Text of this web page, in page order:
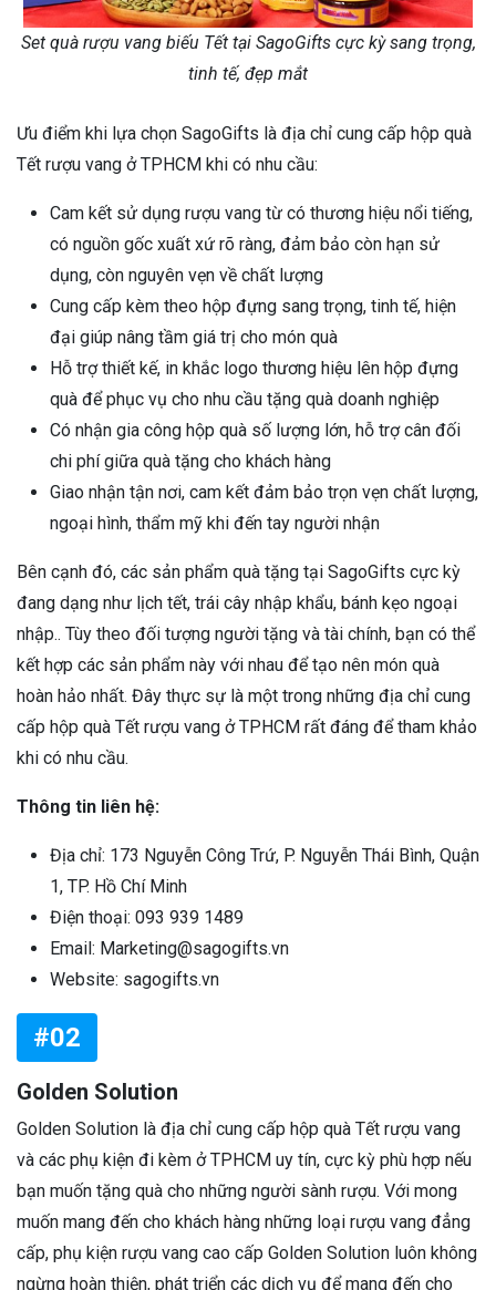
Set quà rượu vang biếu Tết tại SagoGifts cực kỳ sang trọng,
tinh tế, đẹp mắt
Ưu điểm khi lựa chọn SagoGifts là địa chỉ cung cấp hộp quà
Tết rượu vang ở TPHCM khi có nhu cầu:
Cam kết sử dụng rượu vang từ có thương hiệu nổi tiếng,
có nguồn gốc xuất xứ rõ ràng, đảm bảo còn hạn sử
dụng, còn nguyên vẹn về chất lượng
Cung cấp kèm theo hộp đựng sang trọng, tinh tế, hiện
đại giúp nâng tầm giá trị cho món quà
Hỗ trợ thiết kế, in khắc logo thương hiệu lên hộp đựng
quà để phục vụ cho nhu cầu tặng quà doanh nghiệp
Có nhận gia công hộp quà số lượng lớn, hỗ trợ cân đối
chi phí giữa quà tặng cho khách hàng
Giao nhận tận nơi, cam kết đảm bảo trọn vẹn chất lượng,
ngoại hình, thẩm mỹ khi đến tay người nhận
Bên cạnh đó, các sản phẩm quà tặng tại SagoGifts cực kỳ
đang dạng như lịch tết, trái cây nhập khẩu, bánh kẹo ngoại
nhập.. Tùy theo đối tượng người tặng và tài chính, bạn có thể
kết hợp các sản phẩm này với nhau để tạo nên món quà
hoàn hảo nhất. Đây thực sự là một trong những địa chỉ cung
cấp hộp quà Tết rượu vang ở TPHCM rất đáng để tham khảo
khi có nhu cầu.
Thông tin liên hệ:
Địa chỉ: 173 Nguyễn Công Trứ, P. Nguyễn Thái Bình, Quận
1, TP. Hồ Chí Minh
Điện thoại: 093 939 1489
Email: Marketing@sagogifts.vn
Website: sagogifts.vn
#02
Golden Solution
Golden Solution là địa chỉ cung cấp hộp quà Tết rượu vang
và các phụ kiện đi kèm ở TPHCM uy tín, cực kỳ phù hợp nếu
bạn muốn tặng quà cho những người sành rượu. Với mong
muốn mang đến cho khách hàng những loại rượu vang đẳng
cấp, phụ kiện rượu vang cao cấp Golden Solution luôn không
ngừng hoàn thiện, phát triển các dịch vụ để mang đến cho